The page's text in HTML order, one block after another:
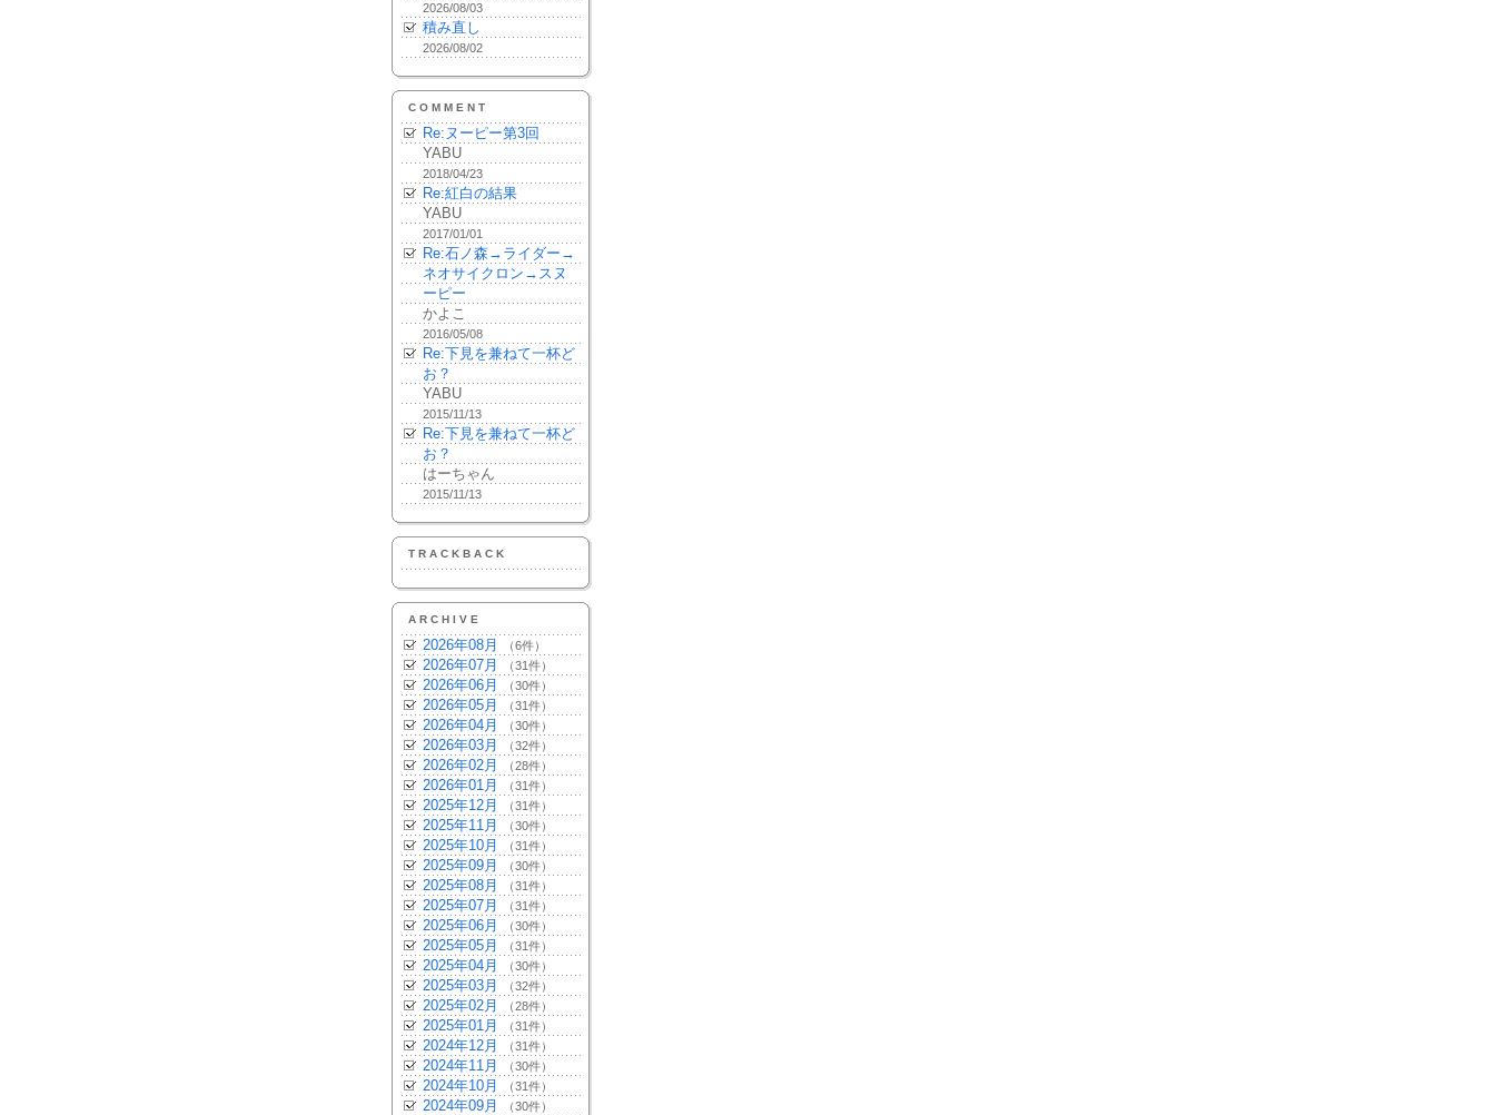
2026/08/03
積み直し
2026/08/02
COMMENT
Re:ヌーピー第3回
YABU
2018/04/23
Re:紅白の結果
YABU
2017/01/01
Re:石ノ森→ライダー→
ネオサイクロン→スヌ
ーピー
かよこ
2016/05/08
Re:下見を兼ねて一杯ど
お？
YABU
2015/11/13
Re:下見を兼ねて一杯ど
お？
はーちゃん
2015/11/13
TRACKBACK
ARCHIVE
2026年08月 （6件）
2026年07月 （31件）
2026年06月 （30件）
2026年05月 （31件）
2026年04月 （30件）
2026年03月 （32件）
2026年02月 （28件）
2026年01月 （31件）
2025年12月 （31件）
2025年11月 （30件）
2025年10月 （31件）
2025年09月 （30件）
2025年08月 （31件）
2025年07月 （31件）
2025年06月 （30件）
2025年05月 （31件）
2025年04月 （30件）
2025年03月 （32件）
2025年02月 （28件）
2025年01月 （31件）
2024年12月 （31件）
2024年11月 （30件）
2024年10月 （31件）
2024年09月 （30件）